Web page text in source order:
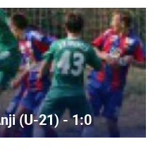
(U-21) - 1:0